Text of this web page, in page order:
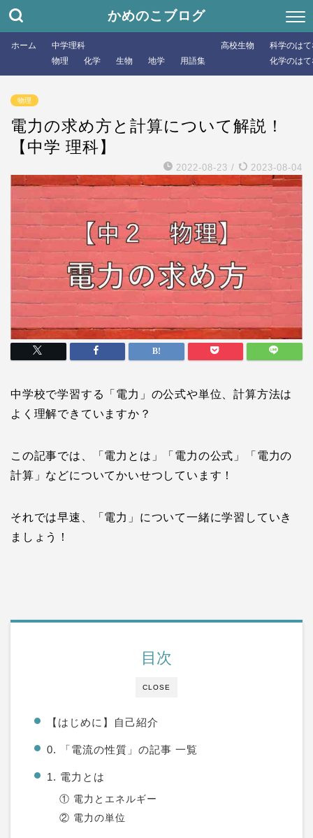
かめのこブログ
ホーム
中学理科
物理
化学 生物 地学 用語集
高校生物
科学のは
化学のは
物理
電力の求め方と計算について解説！
【中学 理科】
2022-08-23 / 2023-08-04
中学校で学習する「電力」の公式や単位、計算方法は
よく理解できていますか？
この記事では、「電力とは」「電力の公式」「電力の
計算」などについてかいせつしています！
それでは早速、「電力」について一緒に学習していき
ましょう！
CLOSE
目次
【はじめに】自己紹介
0. 「電流の性質」の記事 一覧
1. 電力とは
① 電力とエネルギー
② 電力の単位